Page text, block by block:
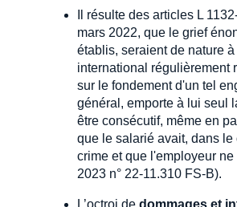
Il résulte des articles L
mars 2022, que le grief
établis, seraient de nature
international régulièrement
sur le fondement d'un tel
général, emporte à lui seul
être consécutif, même en
que le salarié avait, dans
crime et que l'employeur
2023 n° 22-11.310 FS-B).
L’octroi de dommages et